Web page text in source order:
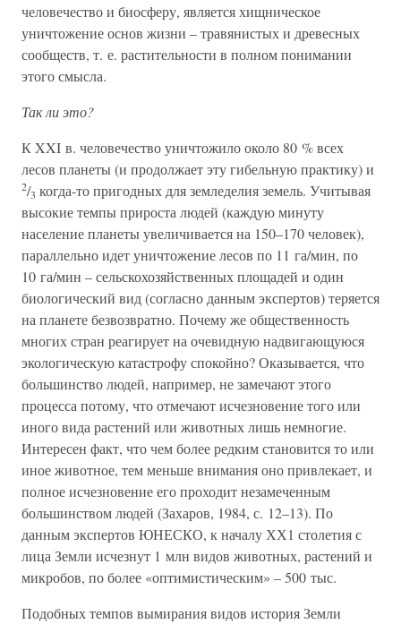
человечество и биосферу, является хищническое
уничтожение основ жизни – травянистых и древесных
сообществ, т. е. растительности в полном понимании
этого смысла.
Так ли это?
К XXI в. человечество уничтожило около 80 % всех
лесов планеты (и продолжает эту гибельную практику) и
2/3 когда-то пригодных для земледелия земель. Учитывая
высокие темпы прироста людей (каждую минуту
население планеты увеличивается на 150–170 человек),
параллельно идет уничтожение лесов по 11 га/мин, по
10 га/мин – сельскохозяйственных площадей и один
биологический вид (согласно данным экспертов) теряется
на планете безвозвратно. Почему же общественность
многих стран реагирует на очевидную надвигающуюся
экологическую катастрофу спокойно? Оказывается, что
большинство людей, например, не замечают этого
процесса потому, что отмечают исчезновение того или
иного вида растений или животных лишь немногие.
Интересен факт, что чем более редким становится то или
иное животное, тем меньше внимания оно привлекает, и
полное исчезновение его проходит незамеченным
большинством людей (Захаров, 1984, с. 12–13). По
данным экспертов ЮНЕСКО, к началу ХХ1 столетия с
лица Земли исчезнут 1 млн видов животных, растений и
микробов, по более «оптимистическим» – 500 тыс.
Подобных темпов вымирания видов история Земли